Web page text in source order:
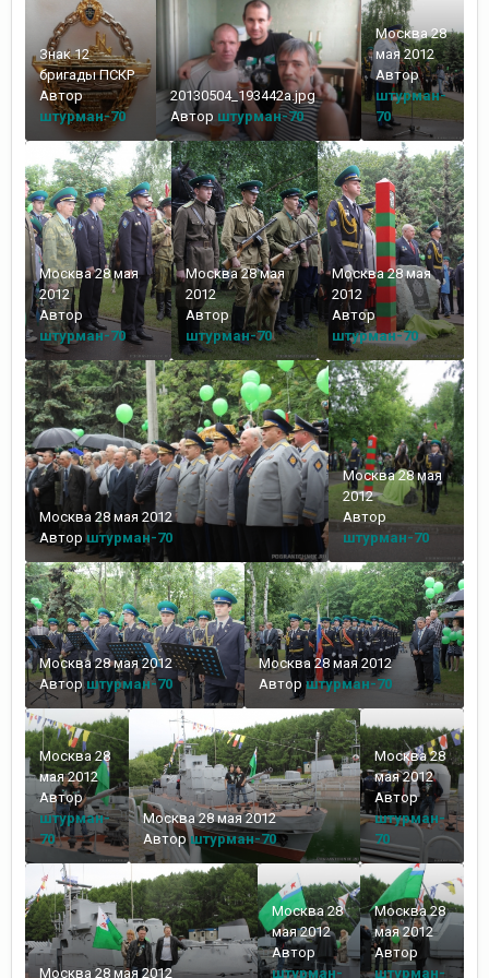
Знак 12
бригады ПСКР
Автор
штурман-70
20130504_193442a.jpg
Автор штурман-70
Москва 28
мая 2012
Автор
штурман-
70
Москва 28 мая
2012
Автор
штурман-70
Москва 28 мая
2012
Автор
штурман-70
Москва 28 мая
2012
Автор
штурман-70
Москва 28 мая 2012
Автор штурман-70
Москва 28 мая
2012
Автор
штурман-70
Москва 28 мая 2012
Авторштурман-70
Москва 28 мая 2012
Автор штурман-70
Москва 28
мая 2012
Автор
штурман-
70
Москва 28 мая 2012
Авторштурман-70
Москва 28
мая 2012
Автор
штурман-
70
Москва 28 мая 2012
Москва 28
мая 2012
Автор
штурман-
Москва 28
мая 2012
Автор
штурман-